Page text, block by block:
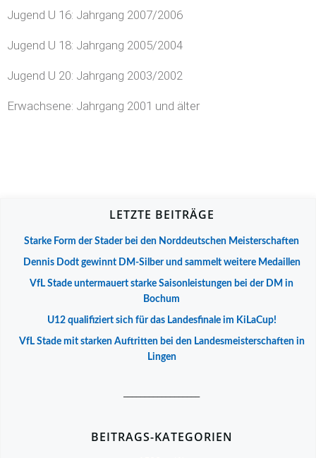
Jugend U 16: Jahrgang 2007/2006
Jugend U 18: Jahrgang 2005/2004
Jugend U 20: Jahrgang 2003/2002
Erwachsene: Jahrgang 2001 und älter
LETZTE BEITRÄGE
Starke Form der Stader bei den Norddeutschen Meisterschaften
Dennis Dodt gewinnt DM-Silber und sammelt weitere Medaillen
VfL Stade untermauert starke Saisonleistungen bei der DM in
Bochum
U12 qualifiziert sich für das Landesfinale im KiLaCup!
VfL Stade mit starken Auftritten bei den Landesmeisterschaften in
Lingen
BEITRAGS-KATEGORIEN